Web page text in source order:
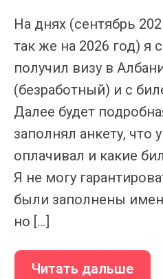
На днях (сентябрь
так же на 2026 год) я
получил визу в
(безработный) и с
Далее будет
заполнял анкету, что
оплачивал и какие
Я не могу
были заполнены
но […]
Читать дальше